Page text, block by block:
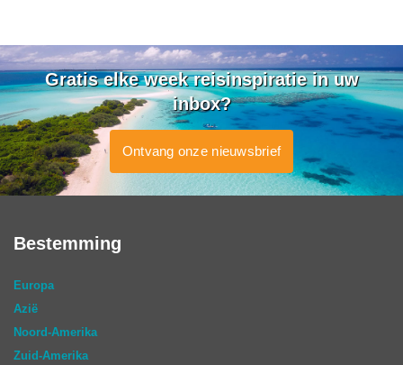
Gratis elke week reisinspiratie in uw
inbox?
Ontvang onze nieuwsbrief
Bestemming
Europa
Azië
Noord-Amerika
Zuid-Amerika